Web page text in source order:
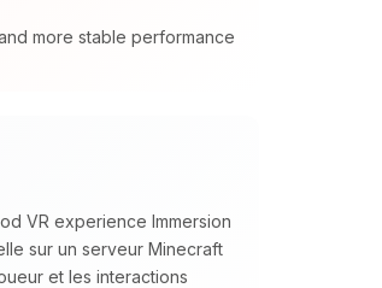
more stable performance
VR experience Immersion
sur un serveur Minecraft
et les interactions